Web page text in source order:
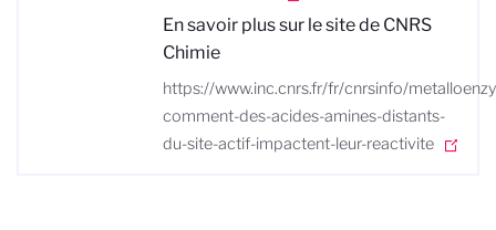
En savoir plus sur le site de CNRS
Chimie
https://www.inc.cnrs.fr/fr/cnrsinfo/
comment-des-acides-amines-distants-
du-site-actif-impactent-leur-reactivite